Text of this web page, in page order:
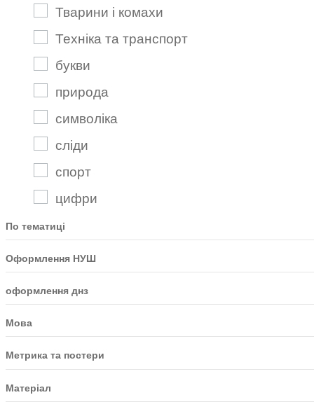
Тварини і комахи
Техніка та транспорт
букви
природа
символіка
сліди
спорт
цифри
По тематиці
Оформлення НУШ
оформлення днз
Мова
Метрика та постери
Матеріал